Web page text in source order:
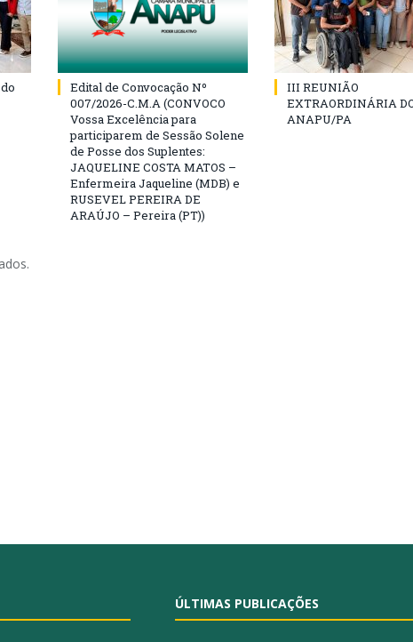
Edital de Convocação Nº
007/2026-C.M.A (CONVOCO
Vossa Excelência para
participarem de Sessão Solene
de Posse dos Suplentes:
JAQUELINE COSTA MATOS –
Enfermeira Jaqueline (MDB) e
RUSEVEL PEREIRA DE
ARAÚJO – Pereira (PT))
III REUNIÃO
EXTRAORDINÁRIA
ANAPU/PA
ÚLTIMAS PUBLICAÇÕES